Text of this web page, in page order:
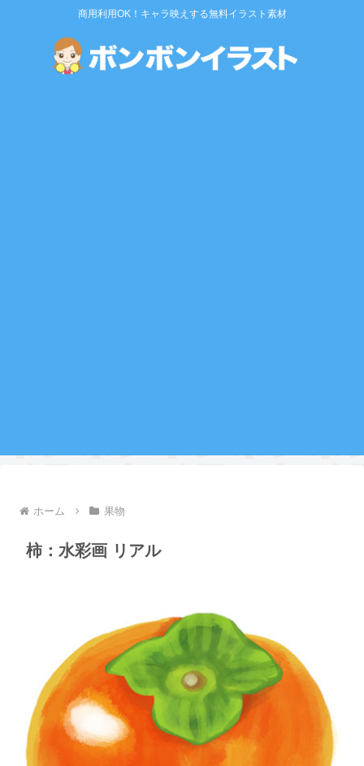
商用利用OK！キャラ映えする無料イラスト素材
ホーム 果物
柿：水彩画 リアル